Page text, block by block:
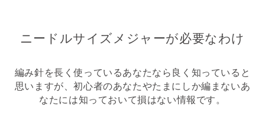
ニードルサイズメジャーが必要なわけ
編み針を長く使っているあなたなら良く知っていると
思いますが、初心者のあなたやたまにしか編まないあ
なたには知っておいて損はない情報です。